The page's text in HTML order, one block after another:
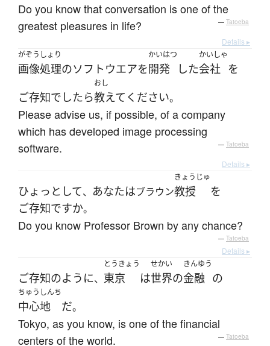
Do you know that conversation is one of the
greatest pleasures in life?
— Tatoeba
Details ▸
がぞうしょり
画像処理のソフトウエアを
かいはつ
開発 した
かいしゃ
会社 を
ご存知で したら
おし
教えて ください。
Please advise us, if possible, of a company
which has developed image processing
software.
— Tatoeba
Details ▸
ひょっとして、 あなたはブラウン
きょうじゅ
教授
を
ご存知ですか。
Do you know Professor Brown by any chance?
— Tatoeba
Details ▸
ご存知のように、
とうきょう
東京 は
せかい
世界の
きんゆう
金融 の
ちゅうしんち
中心地 だ。
Tokyo, as you know, is one of the financial
centers of the world.
— Tatoeba